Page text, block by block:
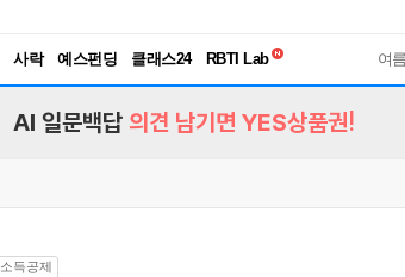
사락 예스펀딩 클래스24
독서유형검사
여
AI 일문백답 의견 남기면 YES상품권!
소득공제